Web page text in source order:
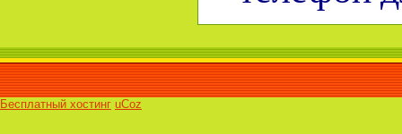
Бесплатный хостинг uCoz